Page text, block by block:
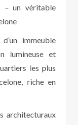
– un véritable
immeuble
lumineuse et
les plus
riche en
architecturaux